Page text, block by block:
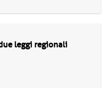
leggi regionali